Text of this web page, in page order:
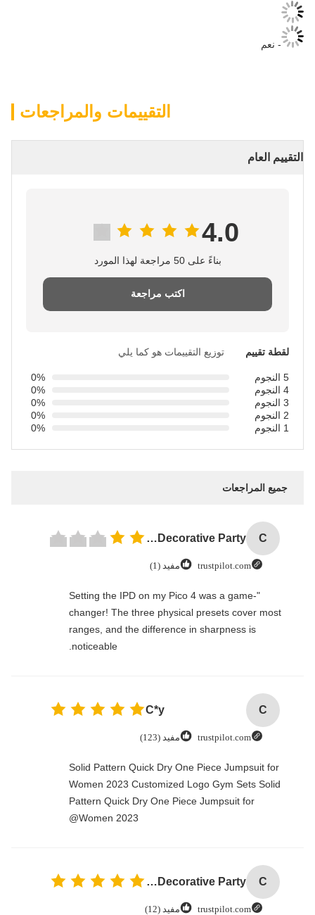
- نعم
التقييمات والمراجعات
التقييم العام
4.0
بناءً على 50 مراجعة لهذا المورد
اكتب مراجعة
لقطة تقييم توزيع التقييمات هو كما يلي
5 النجوم
0%
4 النجوم
0%
3 النجوم
0%
2 النجوم
0%
1 النجوم
0%
جميع المراجعات
C
Custom Creative Goodie Christmas Kraft Paper Gift Bag with Your Own Logo for Xmas Decorative Party
trustpilot.com مفيد (1)
"Setting the IPD on my Pico 4 was a game-
changer! The three physical presets cover most
ranges, and the difference in sharpness is
noticeable.
C
C*y
trustpilot.com مفيد (123)
Solid Pattern Quick Dry One Piece Jumpsuit for
Women 2023 Customized Logo Gym Sets Solid
Pattern Quick Dry One Piece Jumpsuit for
Women 2023@
C
Custom Creative Goodie Christmas Kraft Paper Gift Bag with Your Own Logo for Xmas Decorative Party
trustpilot.com مفيد (12)